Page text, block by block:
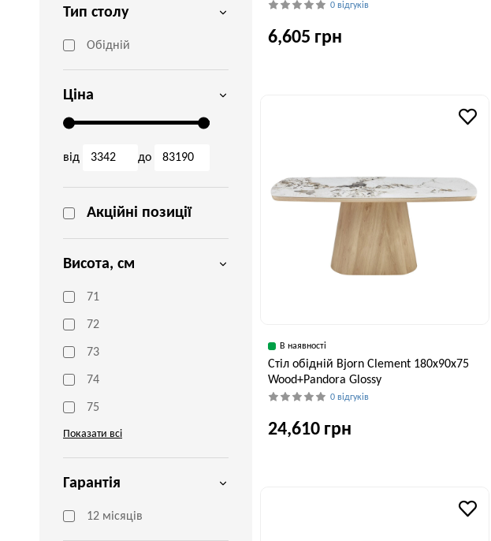
Тип столу
Обідній
Ціна
від до
Акційні позиції
Висота, см
71
72
73
74
75
Показати всі
Гарантія
12 місяців
0 відгуків
6,605 грн
75 см
В наявності
Стіл обідній Bjorn Clement 180х90х75
Wood+Pandora Glossy
0 відгуків
24,610 грн
75 см